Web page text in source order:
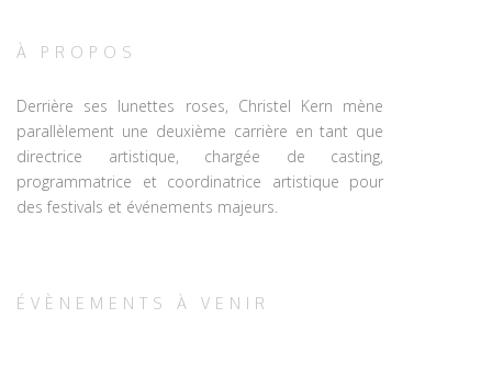
À PROPOS
Derrière ses lunettes roses, Christel Kern mène
parallèlement une deuxième carrière en tant que
directrice artistique, chargée de casting,
programmatrice et coordinatrice artistique pour
des festivals et événements majeurs.
ÉVÈNEMENTS À VENIR